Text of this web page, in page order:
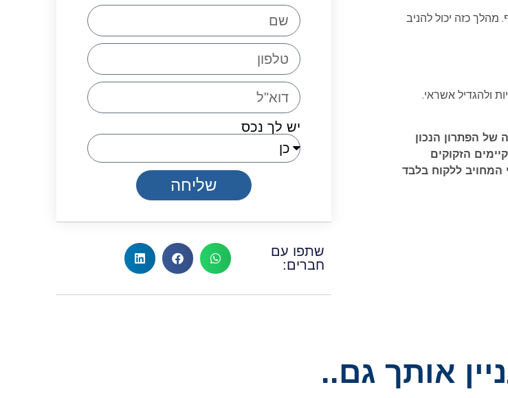
מהלך כזה יכול להניב
ולהגדיל אשראי.
הפתרון הנכון
הזקוקים
המחויב ללקוח בלבד
יש לך נכס
שליחה
שתפו עם
חברים:
אותך גם..